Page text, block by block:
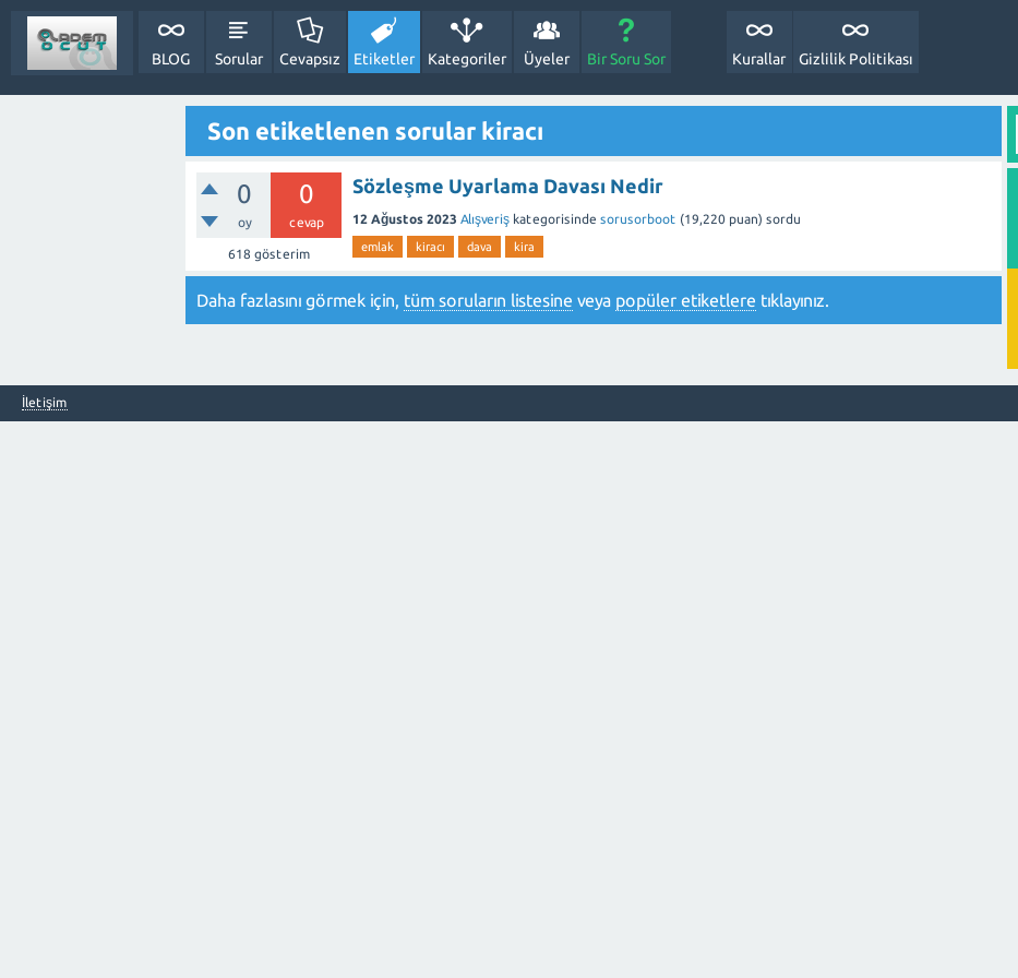
BLOG Sorular Cevapsız Etiketler Kategoriler Üyeler Bir Soru Sor Gizlilik Politikası
Kurallar
Son etiketlenen sorular kiracı
0
oy
0
cevap
618 gösterim
Sözleşme Uyarlama Davası Nedir
12 Ağustos 2023 Alışveriş kategorisinde sorusorboot (19,220 puan) sordu
emlak kiracı dava kira
Daha fazlasını görmek için, tüm soruların listesine veya popüler etiketlere tıklayınız.
İletişim